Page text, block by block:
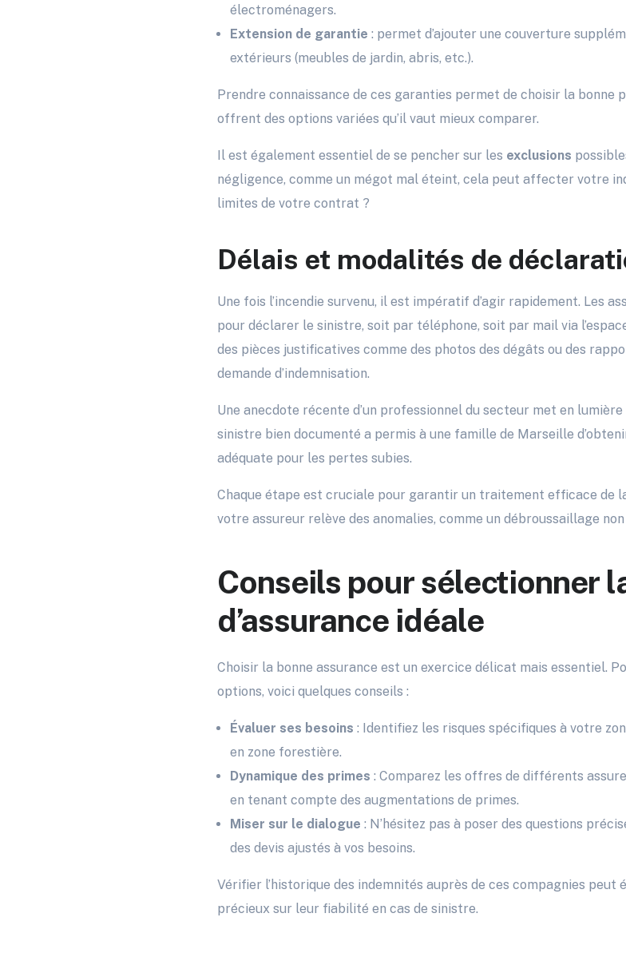
électroménagers.
Extension de garantie : permet d’ajouter une couverture
extérieurs (meubles de jardin, abris, etc.).
Prendre connaissance de ces garanties permet de choisir la bonne
offrent des options variées qu’il vaut mieux comparer.
Il est également essentiel de se pencher sur les exclusions
négligence, comme un mégot mal éteint, cela peut affecter votre
limites de votre contrat ?
Délais et modalités de
Une fois l’incendie survenu, il est impératif d’agir rapidement. Les
pour déclarer le sinistre, soit par téléphone, soit par mail via
des pièces justificatives comme des photos des dégâts ou des
demande d’indemnisation.
Une anecdote récente d’un professionnel du secteur met en
sinistre bien documenté a permis à une famille de Marseille
adéquate pour les pertes subies.
Chaque étape est cruciale pour garantir un traitement efficace de
votre assureur relève des anomalies, comme un débroussaillage
Conseils pour sélectionner
d’assurance idéale
Choisir la bonne assurance est un exercice délicat mais essentiel.
options, voici quelques conseils :
Évaluer ses besoins : Identifiez les risques spécifiques à votre
en zone forestière.
Dynamique des primes : Comparez les offres de différents
en tenant compte des augmentations de primes.
Miser sur le dialogue : N’hésitez pas à poser des questions
des devis ajustés à vos besoins.
Vérifier l’historique des indemnités auprès de ces compagnies
précieux sur leur fiabilité en cas de sinistre.